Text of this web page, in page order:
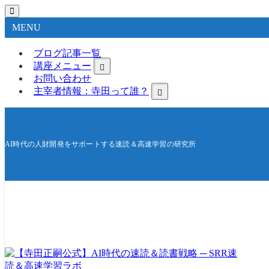
MENU
ブログ記事一覧
講座メニュー
お問い合わせ
主宰者情報：寺田って誰？
AI時代の人財開発をサポートする速読＆高速学習の研究所